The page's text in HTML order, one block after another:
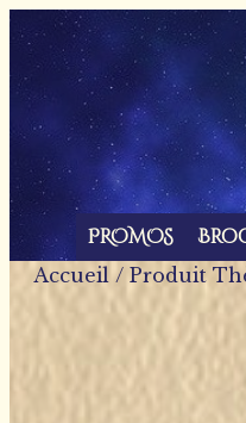
Panneau de gestion des cookies
PROMOS
Accueil / Produit